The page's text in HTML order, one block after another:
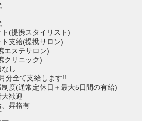
(提携スタイリスト)
支給(提携サロン)
エステサロン)
クリニック)
し
分全て支給します!!
度(通常定休日＋最大5日間の有給)
歓迎
昇格有